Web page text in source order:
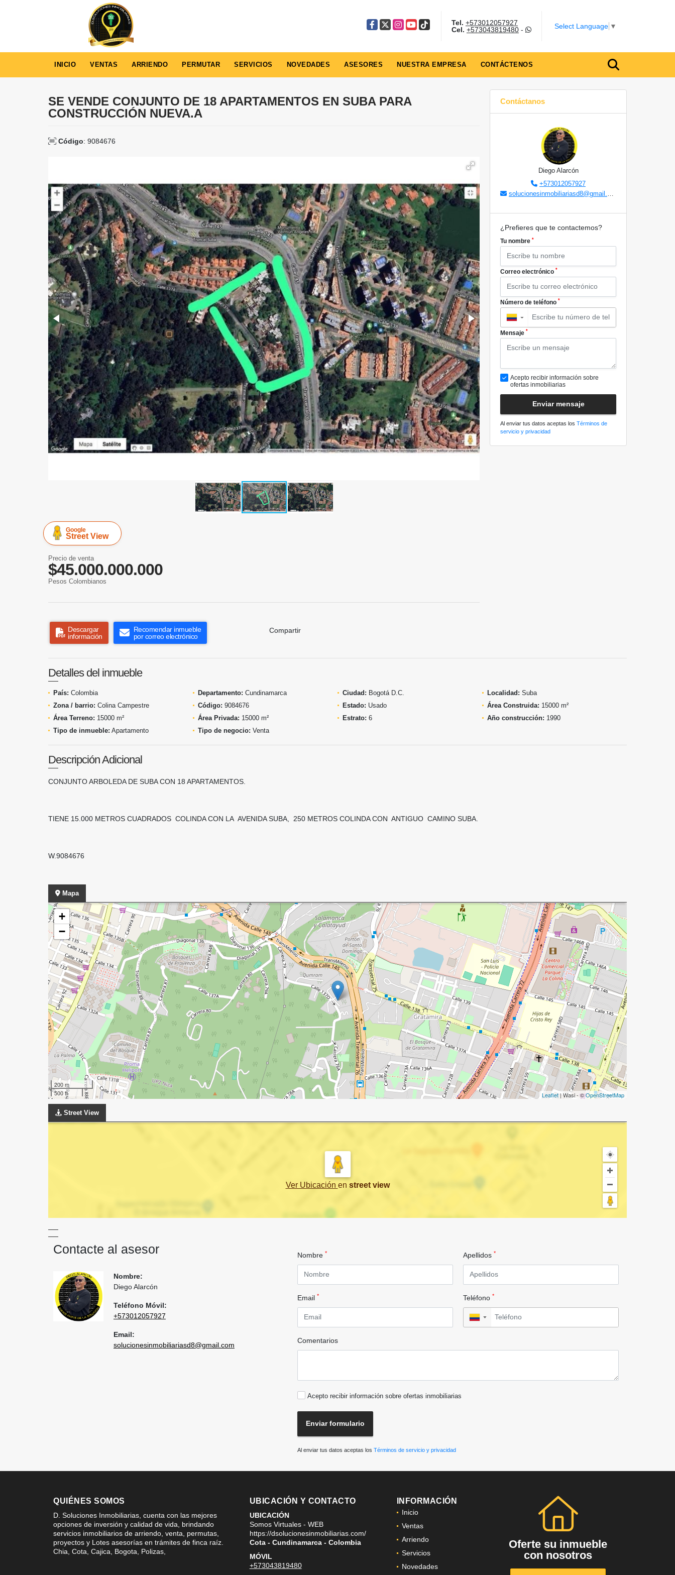
Facebook
X Instagram
YouTube
TikTok Tel. +573012057927
Cel. +573043819480- Select Language ▼
INICIO VENTAS ARRIENDO PERMUTAR SERVICIOS NOVEDADES ASESORES NUESTRA EMPRESA CONTÁCTENOS
SE VENDE CONJUNTO DE 18 APARTAMENTOS EN SUBA PARA
CONSTRUCCIÓN NUEVA.A
Código: 9084676
Google
Street View
Precio de venta
$45.000.000.000
Pesos Colombianos
Descargar
información
Recomendar inmueble
por correo electrónico
Compartir
Contáctanos
Diego Alarcón
+573012057927
solucionesinmobiliariasd8@gmail.com
¿Prefieres que te contactemos?
Tu nombre *
Correo electrónico *
Número de teléfono *
▼
Mensaje *
Acepto recibir información sobre
ofertas inmobiliarias
Enviar mensaje
Al enviar tus datos aceptas los Términos de
servicio y privacidad
Detalles del inmueble
País: Colombia Departamento: Cundinamarca Ciudad: Bogotá D.C. Localidad: Suba
Zona / barrio: Colina Campestre Código: 9084676 Estado: Usado Área Construida: 15000 m²
Área Terreno: 15000 m² Área Privada: 15000 m² Estrato: 6 Año construcción: 1990
Tipo de inmueble: Apartamento Tipo de negocio: Venta
Descripción Adicional
CONJUNTO ARBOLEDA DE SUBA CON 18 APARTAMENTOS.
TIENE 15.000 METROS CUADRADOS COLINDA CON LA AVENIDA SUBA, 250 METROS COLINDA CON ANTIGUO CAMINO SUBA.
W.9084676
Mapa
+
−
200 m
500 ft
Leaflet| Wasi - ©OpenStreetMap
Street View
Ver Ubicación en street view
Contacte al asesor
Nombre:
Diego Alarcón
Teléfono Móvil:
+573012057927
Email:
solucionesinmobiliariasd8@gmail.com
Nombre * Apellidos *
Email * Teléfono *
▼
Comentarios
Acepto recibir información sobre ofertas inmobiliarias
Enviar formulario
Al enviar tus datos aceptas los Términos de servicio y privacidad
QUIÉNES SOMOS
D. Soluciones Inmobiliarias, cuenta con las mejores
opciones de inversión y calidad de vida, brindando
servicios inmobiliarios de arriendo, venta, permutas,
proyectos y Lotes asesorías en trámites de finca raíz.
Chia, Cota, Cajica, Bogota, Polizas,
UBICACIÓN Y CONTACTO
UBICACIÓN
Somos Virtuales - WEB
https://dsolucionesinmobiliarias.com/
Cota - Cundinamarca - Colombia
MÓVIL
+573043819480
INFORMACIÓN
Inicio
Ventas
Arriendo
Servicios
Novedades
Oferte su inmueble
con nosotros